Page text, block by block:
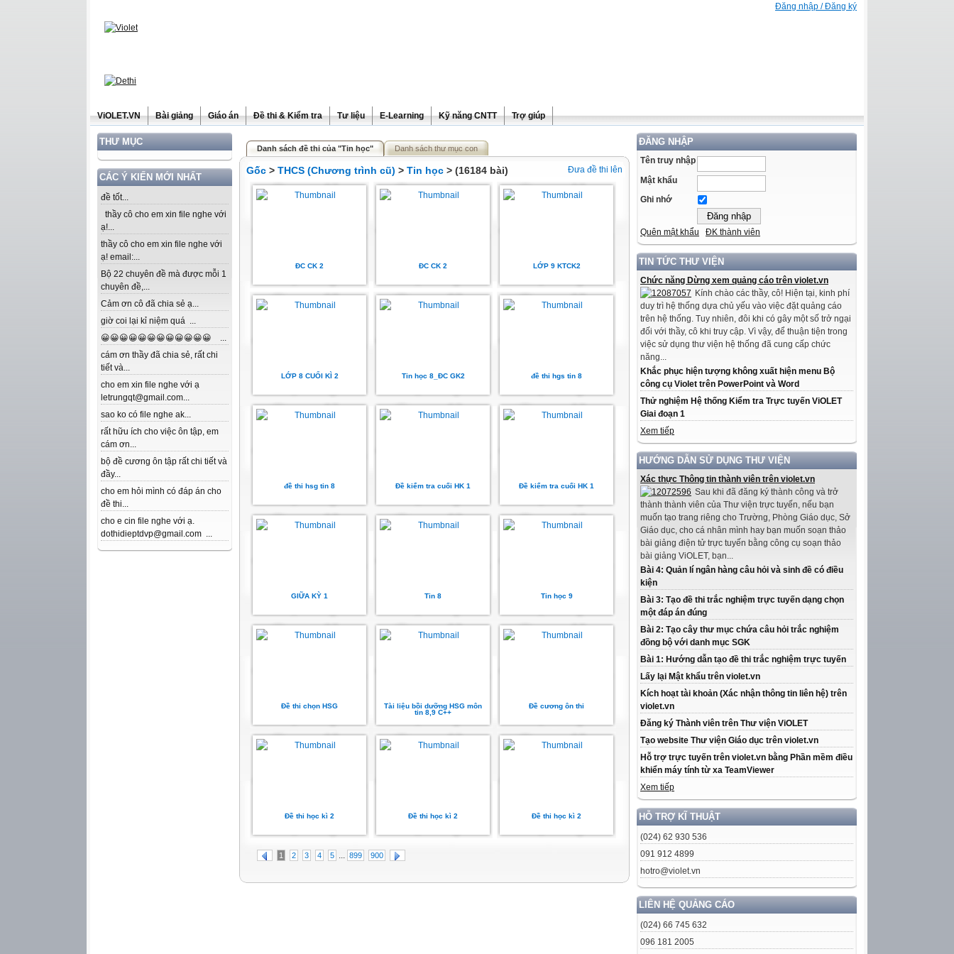
Đăng nhập / Đăng ký
ViOLET.VN Bài giảng Giáo án Đề thi & Kiểm tra Tư liệu E-Learning Kỹ năng CNTT Trợ giúp
THƯ MỤC
CÁC Ý KIẾN MỚI NHẤT
đề tốt...
thầy cô cho em xin file nghe với
ạ!...
thầy cô cho em xin file nghe với
ạ! email:...
Bộ 22 chuyên đề mà được mỗi 1
chuyên đề,...
Cảm ơn cô đã chia sẻ ạ...
giờ coi lại kỉ niệm quá ...
😀😀😀😀😀😀😀😀😀😀😀😀 ...
cám ơn thầy đã chia sẻ, rất chi
tiết và...
cho em xin file nghe với ạ
letrungqt@gmail.com...
sao ko có file nghe ak...
rất hữu ích cho việc ôn tập, em
cám ơn...
bộ đề cương ôn tập rất chi tiết và
đầy...
cho em hỏi mình có đáp án cho
đề thi...
cho e cin file nghe với ạ.
dothidieptdvp@gmail.com ...
ĐĂNG NHẬP
Tên truy nhập
Mật khẩu
Ghi nhớ
Quên mật khẩu ĐK thành viên
TIN TỨC THƯ VIỆN
Chức năng Dừng xem quảng cáo trên violet.vn
Kính chào các thầy, cô! Hiện tại, kinh phí
duy trì hệ thống dựa chủ yếu vào việc đặt quảng cáo
trên hệ thống. Tuy nhiên, đôi khi có gây một số trở ngại
đối với thầy, cô khi truy cập. Vì vậy, để thuận tiện trong
việc sử dụng thư viện hệ thống đã cung cấp chức
năng...
Khắc phục hiện tượng không xuất hiện menu Bộ
công cụ Violet trên PowerPoint và Word
Thử nghiệm Hệ thống Kiểm tra Trực tuyến ViOLET
Giai đoạn 1
Xem tiếp
HƯỚNG DẪN SỬ DỤNG THƯ VIỆN
Xác thực Thông tin thành viên trên violet.vn
Sau khi đã đăng ký thành công và trở
thành thành viên của Thư viện trực tuyến, nếu bạn
muốn tạo trang riêng cho Trường, Phòng Giáo dục, Sở
Giáo dục, cho cá nhân mình hay bạn muốn soạn thảo
bài giảng điện tử trực tuyến bằng công cụ soạn thảo
bài giảng ViOLET, bạn...
Bài 4: Quản lí ngân hàng câu hỏi và sinh đề có điều
kiện
Bài 3: Tạo đề thi trắc nghiệm trực tuyến dạng chọn
một đáp án đúng
Bài 2: Tạo cây thư mục chứa câu hỏi trắc nghiệm
đồng bộ với danh mục SGK
Bài 1: Hướng dẫn tạo đề thi trắc nghiệm trực tuyến
Lấy lại Mật khẩu trên violet.vn
Kích hoạt tài khoản (Xác nhận thông tin liên hệ) trên
violet.vn
Đăng ký Thành viên trên Thư viện ViOLET
Tạo website Thư viện Giáo dục trên violet.vn
Hỗ trợ trực tuyến trên violet.vn bằng Phần mềm điều
khiển máy tính từ xa TeamViewer
Xem tiếp
HỖ TRỢ KĨ THUẬT
(024) 62 930 536
091 912 4899
hotro@violet.vn
LIÊN HỆ QUẢNG CÁO
(024) 66 745 632
096 181 2005
Danh sách đề thi của "Tin học" Danh sách thư mục con
Đưa đề thi lên
Gốc > THCS (Chương trình cũ) > Tin học > (16184 bài)
ĐC CK 2 ĐC CK 2 LỚP 9 KTCK2
LỚP 8 CUỐI KÌ 2 Tin học 8_ĐC GK2 đề thi hgs tin 8
đề thi hsg tin 8 Đề kiểm tra cuối HK 1 Đề kiểm tra cuối HK 1
GIỮA KỲ 1 Tin 8 Tin học 9
Đề thi chọn HSG
Tài liệu bồi dưỡng HSG môn
tin 8,9 C++
Đề cương ôn thi
Đề thi học kì 2 Đề thi học kì 2 Đề thi học kì 2
1 2 3 4 5 ... 899 900